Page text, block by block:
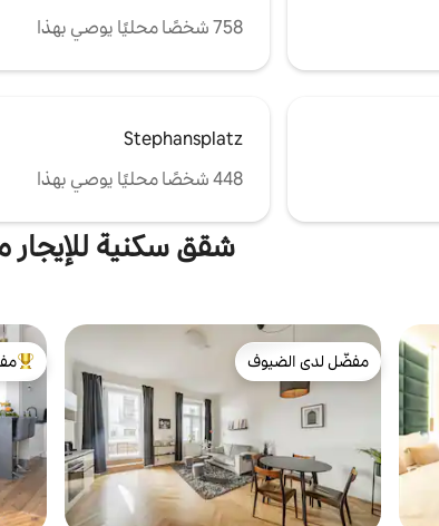
758 شخصًا محليًا يوصي بهذا
Stephansplatz
448 شخصًا محليًا يوصي بهذا
شقق سكنية للإيجار
مفضّل لدى الضيوف
مفضّل لدى الضيوف
من